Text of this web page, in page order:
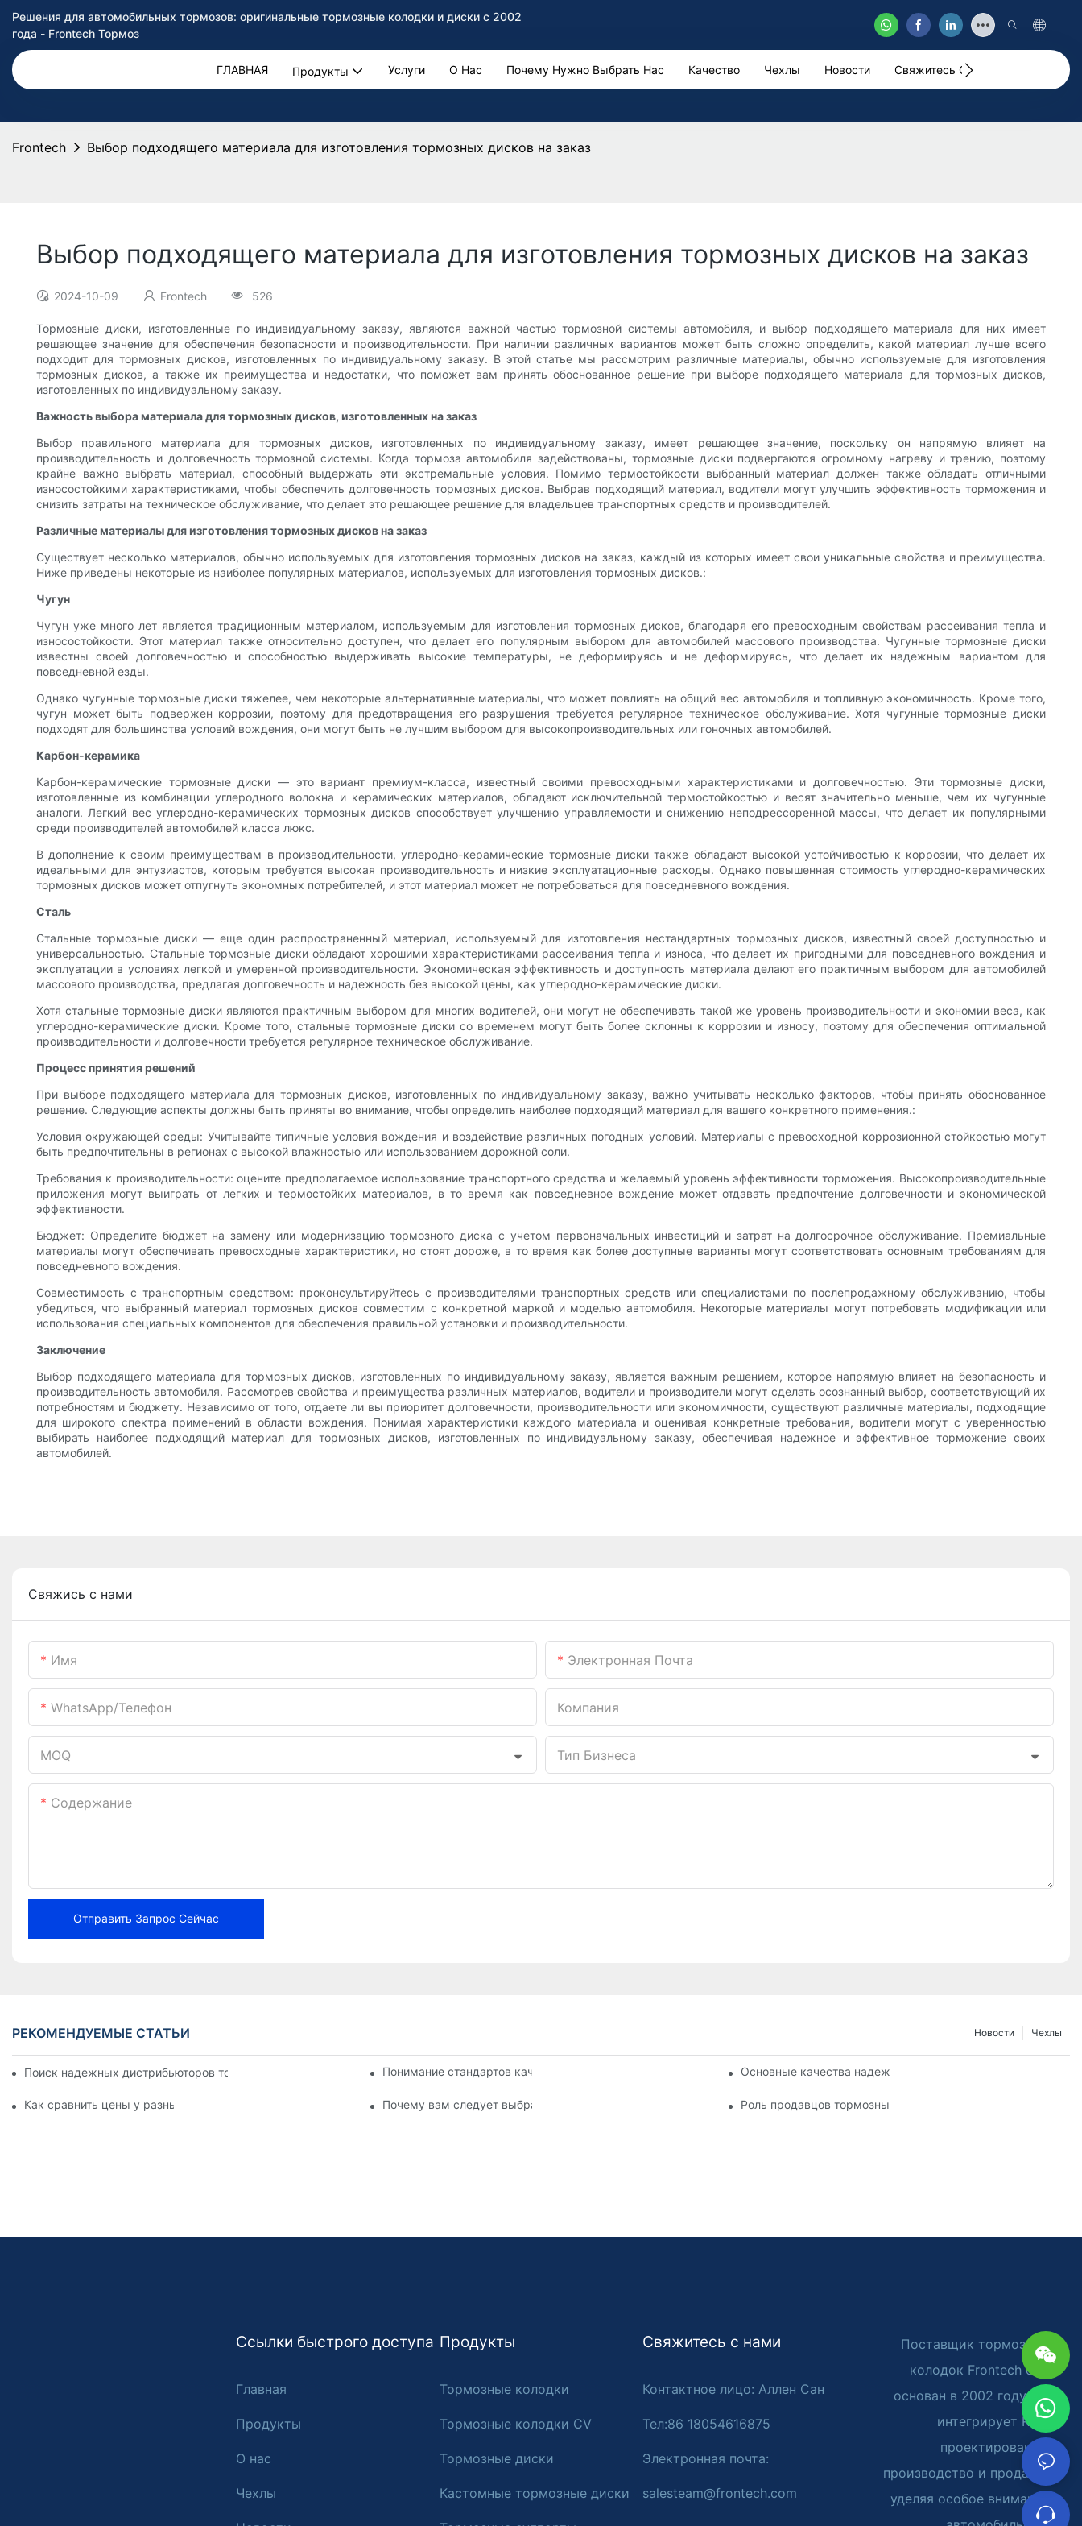
Решения для автомобильных тормозов: оригинальные тормозные колодки и диски с 2002
года - Frontech Тормоз
ГЛАВНАЯ Продукты Услуги О Нас Почему Нужно Выбрать Нас Качество Чехлы Новости Свяжитесь С Нами
Frontech Выбор подходящего материала для изготовления тормозных дисков на заказ
Выбор подходящего материала для изготовления тормозных дисков на заказ
2024-10-09 Frontech 526
Тормозные диски, изготовленные по индивидуальному заказу, являются важной частью тормозной системы автомобиля, и выбор подходящего материала для них имеет
решающее значение для обеспечения безопасности и производительности. При наличии различных вариантов может быть сложно определить, какой материал лучше всего
подходит для тормозных дисков, изготовленных по индивидуальному заказу. В этой статье мы рассмотрим различные материалы, обычно используемые для изготовления
тормозных дисков, а также их преимущества и недостатки, что поможет вам принять обоснованное решение при выборе подходящего материала для тормозных дисков,
изготовленных по индивидуальному заказу.
Важность выбора материала для тормозных дисков, изготовленных на заказ
Выбор правильного материала для тормозных дисков, изготовленных по индивидуальному заказу, имеет решающее значение, поскольку он напрямую влияет на
производительность и долговечность тормозной системы. Когда тормоза автомобиля задействованы, тормозные диски подвергаются огромному нагреву и трению, поэтому
крайне важно выбрать материал, способный выдержать эти экстремальные условия. Помимо термостойкости выбранный материал должен также обладать отличными
износостойкими характеристиками, чтобы обеспечить долговечность тормозных дисков. Выбрав подходящий материал, водители могут улучшить эффективность торможения и
снизить затраты на техническое обслуживание, что делает это решающее решение для владельцев транспортных средств и производителей.
Различные материалы для изготовления тормозных дисков на заказ
Существует несколько материалов, обычно используемых для изготовления тормозных дисков на заказ, каждый из которых имеет свои уникальные свойства и преимущества.
Ниже приведены некоторые из наиболее популярных материалов, используемых для изготовления тормозных дисков.:
Чугун
Чугун уже много лет является традиционным материалом, используемым для изготовления тормозных дисков, благодаря его превосходным свойствам рассеивания тепла и
износостойкости. Этот материал также относительно доступен, что делает его популярным выбором для автомобилей массового производства. Чугунные тормозные диски
известны своей долговечностью и способностью выдерживать высокие температуры, не деформируясь и не деформируясь, что делает их надежным вариантом для
повседневной езды.
Однако чугунные тормозные диски тяжелее, чем некоторые альтернативные материалы, что может повлиять на общий вес автомобиля и топливную экономичность. Кроме того,
чугун может быть подвержен коррозии, поэтому для предотвращения его разрушения требуется регулярное техническое обслуживание. Хотя чугунные тормозные диски
подходят для большинства условий вождения, они могут быть не лучшим выбором для высокопроизводительных или гоночных автомобилей.
Карбон-керамика
Карбон-керамические тормозные диски — это вариант премиум-класса, известный своими превосходными характеристиками и долговечностью. Эти тормозные диски,
изготовленные из комбинации углеродного волокна и керамических материалов, обладают исключительной термостойкостью и весят значительно меньше, чем их чугунные
аналоги. Легкий вес углеродно-керамических тормозных дисков способствует улучшению управляемости и снижению неподрессоренной массы, что делает их популярными
среди производителей автомобилей класса люкс.
В дополнение к своим преимуществам в производительности, углеродно-керамические тормозные диски также обладают высокой устойчивостью к коррозии, что делает их
идеальными для энтузиастов, которым требуется высокая производительность и низкие эксплуатационные расходы. Однако повышенная стоимость углеродно-керамических
тормозных дисков может отпугнуть экономных потребителей, и этот материал может не потребоваться для повседневного вождения.
Сталь
Стальные тормозные диски — еще один распространенный материал, используемый для изготовления нестандартных тормозных дисков, известный своей доступностью и
универсальностью. Стальные тормозные диски обладают хорошими характеристиками рассеивания тепла и износа, что делает их пригодными для повседневного вождения и
эксплуатации в условиях легкой и умеренной производительности. Экономическая эффективность и доступность материала делают его практичным выбором для автомобилей
массового производства, предлагая долговечность и надежность без высокой цены, как углеродно-керамические диски.
Хотя стальные тормозные диски являются практичным выбором для многих водителей, они могут не обеспечивать такой же уровень производительности и экономии веса, как
углеродно-керамические диски. Кроме того, стальные тормозные диски со временем могут быть более склонны к коррозии и износу, поэтому для обеспечения оптимальной
производительности и долговечности требуется регулярное техническое обслуживание.
Процесс принятия решений
При выборе подходящего материала для тормозных дисков, изготовленных по индивидуальному заказу, важно учитывать несколько факторов, чтобы принять обоснованное
решение. Следующие аспекты должны быть приняты во внимание, чтобы определить наиболее подходящий материал для вашего конкретного применения.:
Условия окружающей среды: Учитывайте типичные условия вождения и воздействие различных погодных условий. Материалы с превосходной коррозионной стойкостью могут
быть предпочтительны в регионах с высокой влажностью или использованием дорожной соли.
Требования к производительности: оцените предполагаемое использование транспортного средства и желаемый уровень эффективности торможения. Высокопроизводительные
приложения могут выиграть от легких и термостойких материалов, в то время как повседневное вождение может отдавать предпочтение долговечности и экономической
эффективности.
Бюджет: Определите бюджет на замену или модернизацию тормозного диска с учетом первоначальных инвестиций и затрат на долгосрочное обслуживание. Премиальные
материалы могут обеспечивать превосходные характеристики, но стоят дороже, в то время как более доступные варианты могут соответствовать основным требованиям для
повседневного вождения.
Совместимость с транспортным средством: проконсультируйтесь с производителями транспортных средств или специалистами по послепродажному обслуживанию, чтобы
убедиться, что выбранный материал тормозных дисков совместим с конкретной маркой и моделью автомобиля. Некоторые материалы могут потребовать модификации или
использования специальных компонентов для обеспечения правильной установки и производительности.
Заключение
Выбор подходящего материала для тормозных дисков, изготовленных по индивидуальному заказу, является важным решением, которое напрямую влияет на безопасность и
производительность автомобиля. Рассмотрев свойства и преимущества различных материалов, водители и производители могут сделать осознанный выбор, соответствующий их
потребностям и бюджету. Независимо от того, отдаете ли вы приоритет долговечности, производительности или экономичности, существуют различные материалы, подходящие
для широкого спектра применений в области вождения. Понимая характеристики каждого материала и оценивая конкретные требования, водители могут с уверенностью
выбирать наиболее подходящий материал для тормозных дисков, изготовленных по индивидуальному заказу, обеспечивая надежное и эффективное торможение своих
автомобилей.
Свяжись с нами
Имя Электронная Почта
WhatsApp/телефон Компания
MOQ Тип Бизнеса
Содержание
Отправить Запрос Сейчас
РЕКОМЕНДУЕМЫЕ СТАТЬИ Чехлы
Новости
Поиск надежных дистрибьюторов тормозных колодок для вашего бизнесаПонимание стандартов качества среди производителей тормозных колодокОсновные качества надежного поставщика тормозных
Как сравнить цены у разных продавцов тормозных колодок Почему вам следует выбрать авторизованного дилера тормозных колодокРоль продавцов тормозных колодок в техническом
Ссылки быстрого доступа
Главная
Продукты
О нас
Чехлы
Продукты
Тормозные колодки
Тормозные колодки CV
Тормозные диски
Кастомные тормозные диски
Свяжитесь с нами
Контактное лицо: Аллен Сан
Тел:86 18054616875
Электронная почта:
salesteam@frontech.com
Поставщик тормозных
колодок Frontech был
основан в 2002 году. Он
интегрирует R&D,
проектирование,
производство и продажа,
уделяя особое внимание